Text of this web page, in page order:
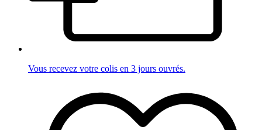
Vous recevez votre colis en 3 jours ouvrés.